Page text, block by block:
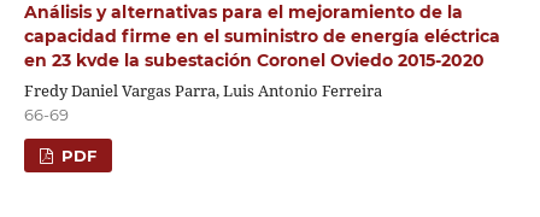
Análisis y alternativas para el mejoramiento de la
capacidad firme en el suministro de energía eléctrica
en 23 kvde la subestación Coronel Oviedo 2015-2020
Fredy Daniel Vargas Parra, Luis Antonio Ferreira
66-69
PDF